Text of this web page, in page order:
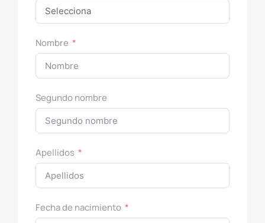
Nombre
Segundo nombre
Apellidos
Fecha de nacimiento